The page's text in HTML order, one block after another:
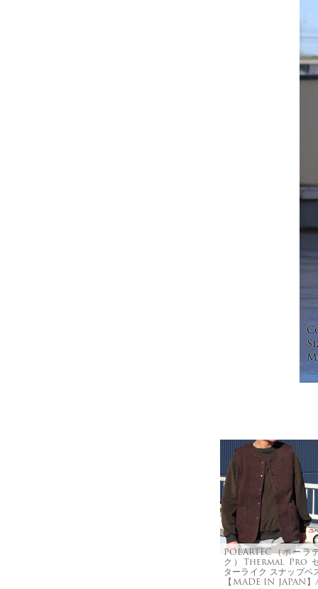
POLARTEC（ポーラ
ク）Thermal Pro
ターライク スナップベ
【MADE IN JAPAN